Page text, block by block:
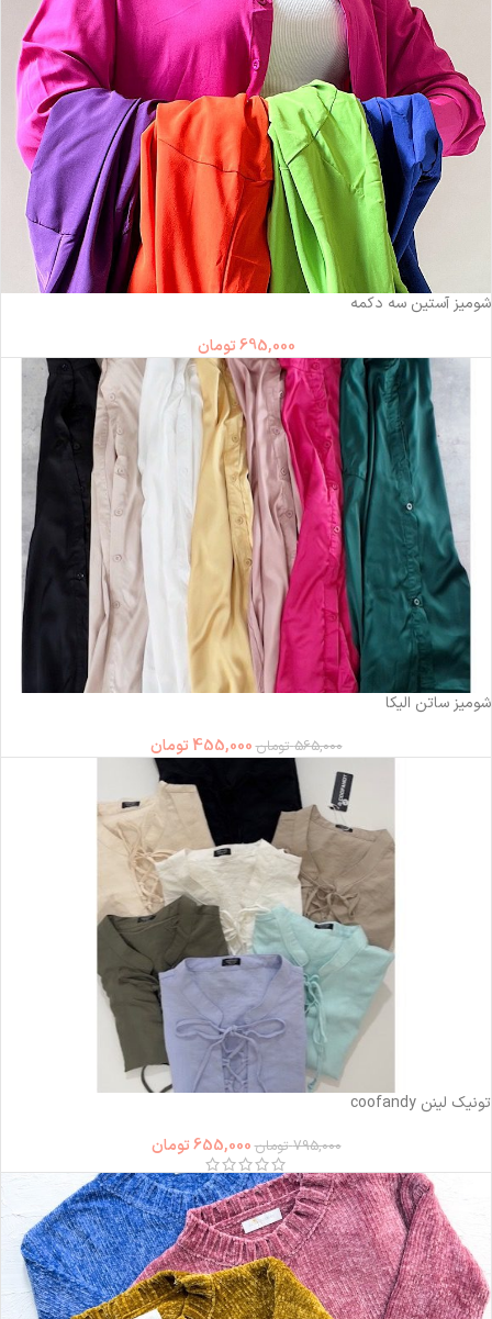
شومیز آستین سه دکمه
695,000تومان
-19%
شومیز ساتن الیکا
565,000 تومان455,000 تومان
تونیک لینن coofandy
795,000 تومان655,000تومان